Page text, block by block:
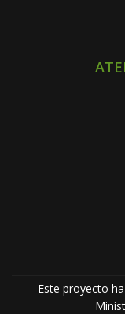
Este proyecto